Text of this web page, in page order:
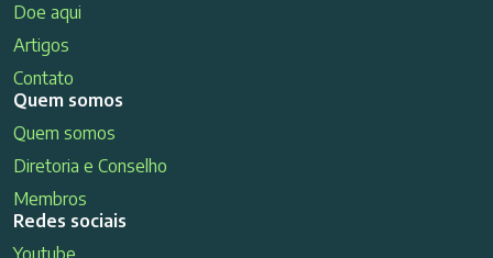
Doe aqui
Artigos
Contato
Quem somos
Quem somos
Diretoria e Conselho
Membros
Redes sociais